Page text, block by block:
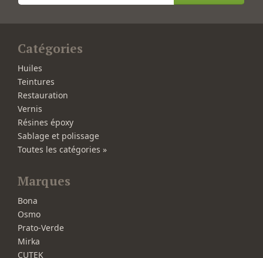
Catégories
Huiles
Teintures
Restauration
Vernis
Résines époxy
Sablage et polissage
Toutes les catégories »
Marques
Bona
Osmo
Prato-Verde
Mirka
CUTEK